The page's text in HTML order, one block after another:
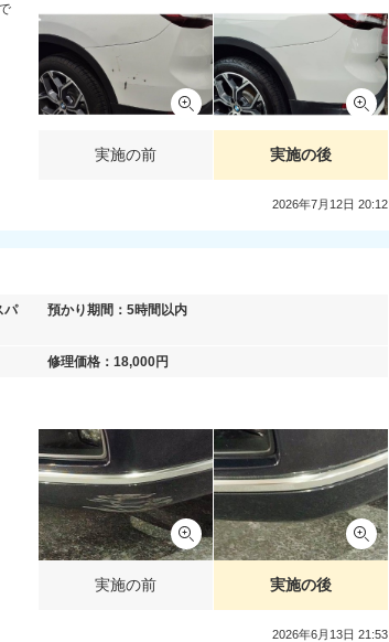
実施の前 実施の後
2026年7月12日 20:12
パ
預かり期間： 5時間以内
修理価格： 18,000円
実施の前 実施の後
2026年6月13日 21:53